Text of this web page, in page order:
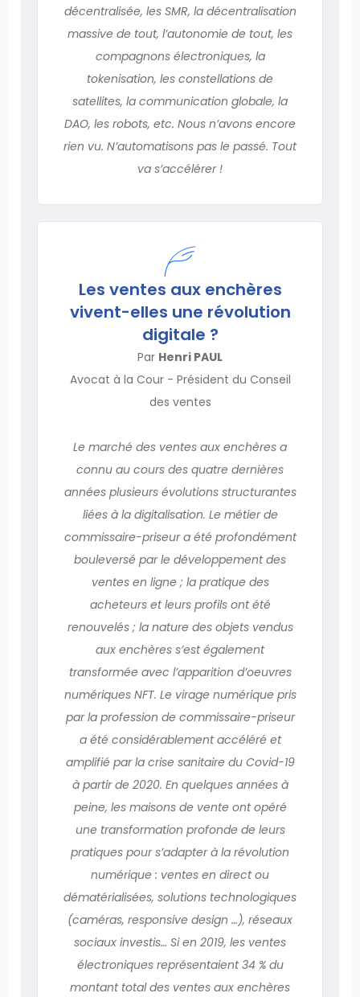
décentralisée, les SMR, la décentralisation
massive de tout, l’autonomie de tout, les
compagnons électroniques, la
tokenisation, les constellations de
satellites, la communication globale, la
DAO, les robots, etc. Nous n’avons encore
rien vu. N’automatisons pas le passé. Tout
va s’accélérer !
Les ventes aux enchères
vivent-elles une révolution
digitale ?
Par Henri PAUL
Avocat à la Cour - Président du Conseil
des ventes
Le marché des ventes aux enchères a
connu au cours des quatre dernières
années plusieurs évolutions structurantes
liées à la digitalisation. Le métier de
commissaire-priseur a été profondément
bouleversé par le développement des
ventes en ligne ; la pratique des
acheteurs et leurs profils ont été
renouvelés ; la nature des objets vendus
aux enchères s’est également
transformée avec l’apparition d’oeuvres
numériques NFT. Le virage numérique pris
par la profession de commissaire-priseur
a été considérablement accéléré et
amplifié par la crise sanitaire du Covid-19
à partir de 2020. En quelques années à
peine, les maisons de vente ont opéré
une transformation profonde de leurs
pratiques pour s’adapter à la révolution
numérique : ventes en direct ou
dématérialisées, solutions technologiques
(caméras, responsive design …), réseaux
sociaux investis… Si en 2019, les ventes
électroniques représentaient 34 % du
montant total des ventes aux enchères